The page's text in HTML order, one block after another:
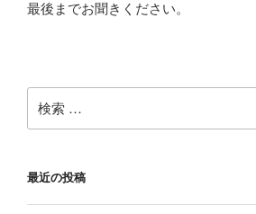
最後までお聞きください。
索:
最近の投稿